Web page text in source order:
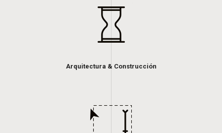
Arquitectura & Construcción